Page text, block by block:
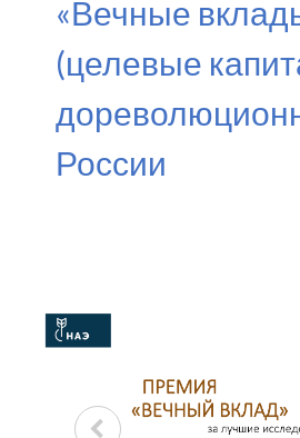
«Вечные
(целевые
России